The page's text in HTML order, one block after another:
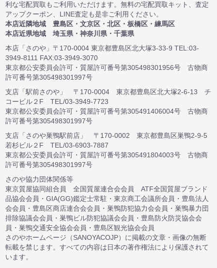
利な宅配買取もご利用いただけます。無料の宅配買取キット、査定
アップクーポン、LINE査定も是非ご利用ください。
本店近隣地域 豊島区・文京区・北区・板橋区・練馬区
本店近県地域 埼玉県・神奈川県・千葉県
本店「さのや」〒170-0004 東京都豊島区北大塚3-33-9 TEL:03-
3949-8111 FAX:03-3949-3070
東京都公安委員会許可・質屋許可番号第305498301956号 古物商
許可番号第305498301997号
支店「駅前さのや」 〒170-0004 東京都豊島区北大塚2-6-13 チ
コービル２F TEL/03-3949-7723
東京都公安委員会許可・質屋許可番号第305491406004号 古物商
許可番号第305498301997号
支店「さのや巣鴨駅前店」 〒170-0002 東京都豊島区巣鴨2-9-5
若杉ビル２F TEL/03-6903-7887
東京都公安委員会許可・質屋許可番号第305491804003号 古物商
許可番号第305498301997号
さのや協力団体関係等
東京質屋協同組合員 全国質屋連合会会員 ATF全国質屋ブランド
品協会会員・GIA(GG)鑑定士常駐・東京商工会議所会員・豊島法人
会会員・豊島区商店連合会会員・巣鴨防犯協力会会員・巣鴨暴力団
排除協議会会員・巣鴨ビル防犯協議会会員・豊島防火防災協会会
員・巣鴨交通安全協会会員・豊島区観光協会会員
さのやホームページ（SANOYACOJP）に掲載の文章・画像の無断
転載を禁じます。すべての内容は日本の著作権法により保護されて
います。